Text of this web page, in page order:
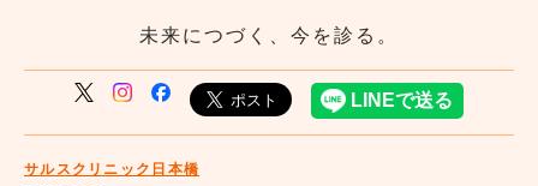
未来につづく、今を診る。
サルスクリニック日本橋